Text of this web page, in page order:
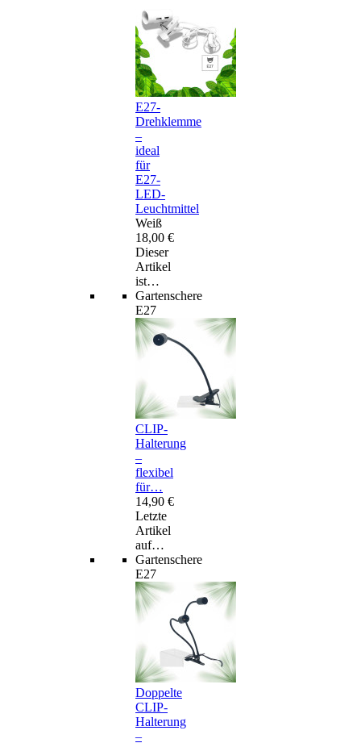
E27-
Drehklemme
–
ideal
für
E27-
LED-
Leuchtmittel
Weiß
18,00 €
Dieser
Artikel
ist…
Gartenschere
E27
CLIP-
Halterung
–
flexibel
für…
14,90 €
Letzte
Artikel
auf…
Gartenschere
E27
Doppelte
CLIP-
Halterung
–